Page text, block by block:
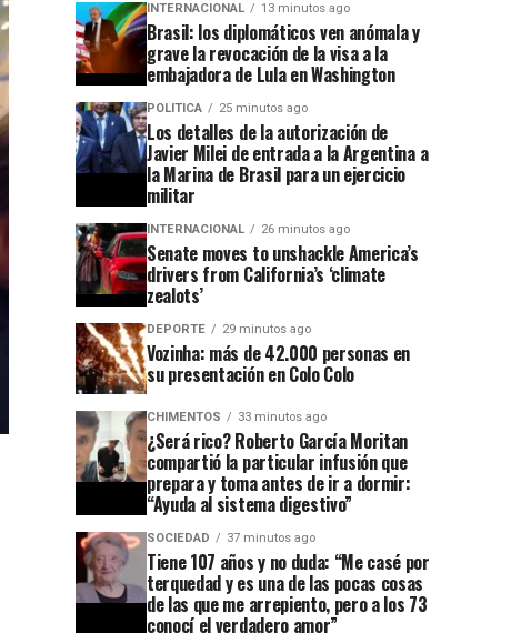
INTERNACIONAL 13 minutos ago
Brasil: los diplomáticos ven anómala y
grave la revocación de la visa a la
embajadora de Lula en Washington
POLITICA 25 minutos ago
Los detalles de la autorización de
Javier Milei de entrada a la Argentina a
la Marina de Brasil para un ejercicio
militar
INTERNACIONAL 26 minutos ago
Senate moves to unshackle America’s
drivers from California’s ‘climate
zealots’
DEPORTE 29 minutos ago
Vozinha: más de 42.000 personas en
su presentación en Colo Colo
CHIMENTOS 33 minutos ago
¿Será rico? Roberto García Moritan
compartió la particular infusión que
prepara y toma antes de ir a dormir:
“Ayuda al sistema digestivo”
SOCIEDAD 37 minutos ago
Tiene 107 años y no duda: “Me casé por
terquedad y es una de las pocas cosas
de las que me arrepiento, pero a los 73
conocí el verdadero amor”